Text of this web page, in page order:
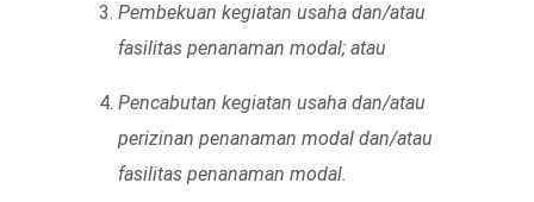
Pembekuan kegiatan usaha dan/atau
fasilitas penanaman modal; atau
Pencabutan kegiatan usaha dan/atau
perizinan penanaman modal dan/atau
fasilitas penanaman modal.